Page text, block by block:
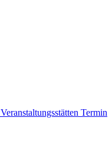
Veranstaltungsstätten Termin